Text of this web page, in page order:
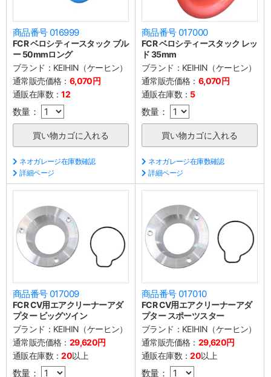
商品番号 016999
FCR ベロシティースタック ブル
ー 50mmロング
ブランド： KEIHIN（ケーヒン）
通常販売価格： 6,070円
通販在庫数：12
数量：
ネオガレージ在庫数確認
詳細ページ
商品番号 017000
FCR ベロシティースタック レッ
ド 35mm
ブランド： KEIHIN（ケーヒン）
通常販売価格： 6,070円
通販在庫数： 5
数量：
ネオガレージ在庫数確認
詳細ページ
商品番号 017009
FCR CV用エアクリーナーアダ
プター ビッグツイン
ブランド： KEIHIN（ケーヒン）
通常販売価格： 29,620円
通販在庫数：20以上
数量：
商品番号 017010
FCR CV用エアクリーナーアダ
プター スポーツスター
ブランド： KEIHIN（ケーヒン）
通常販売価格： 29,620円
通販在庫数：20以上
数量：